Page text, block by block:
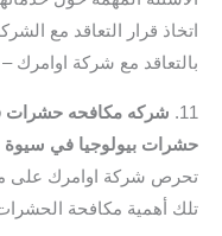
اتخاذ قرار التعاقد مع
بالتعاقد مع شركة
11.
شركه مكافحه حشرات
حشرات بيولوجيا في سيوة
تحرص شركة اوامرك على
تلك أهمية مكافحة الحشرات